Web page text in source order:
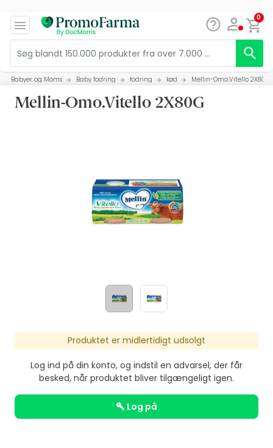
0
Babyer og Moms Baby fodring fodring kød Mellin-Omo.Vitello 2X80G
Mellin-Omo.Vitello 2X80G
Produktet er midlertidigt udsolgt
Log ind på din konto, og indstil en advarsel, der får
besked, når produktet bliver tilgængeligt igen.
log på